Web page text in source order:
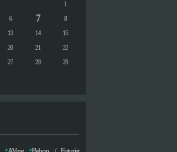
1
6 7 8
13 14 15
20 21 22
27 28 29